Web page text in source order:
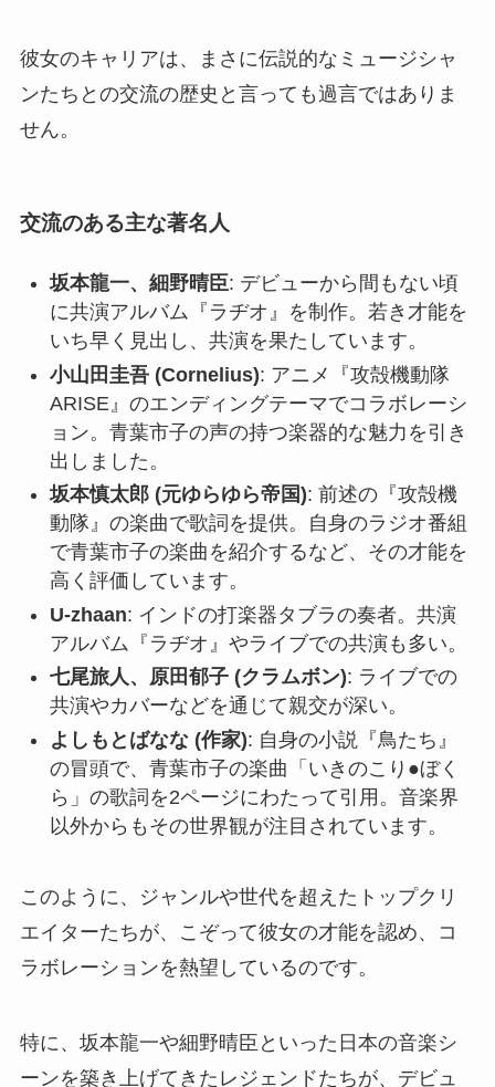
彼女のキャリアは、まさに伝説的なミュージシャ
ンたちとの交流の歴史と言っても過言ではありま
せん。
交流のある主な著名人
坂本龍一、細野晴臣: デビューから間もない頃
に共演アルバム『ラヂオ』を制作。若き才能を
いち早く見出し、共演を果たしています。
小山田圭吾 (Cornelius): アニメ『攻殻機動隊
ARISE』のエンディングテーマでコラボレーシ
ョン。青葉市子の声の持つ楽器的な魅力を引き
出しました。
坂本慎太郎 (元ゆらゆら帝国): 前述の『攻殻機
動隊』の楽曲で歌詞を提供。自身のラジオ番組
で青葉市子の楽曲を紹介するなど、その才能を
高く評価しています。
U-zhaan: インドの打楽器タブラの奏者。共演
アルバム『ラヂオ』やライブでの共演も多い。
七尾旅人、原田郁子 (クラムボン): ライブでの
共演やカバーなどを通じて親交が深い。
よしもとばなな (作家): 自身の小説『鳥たち』
の冒頭で、青葉市子の楽曲「いきのこり●ぼく
ら」の歌詞を2ページにわたって引用。音楽界
以外からもその世界観が注目されています。
このように、ジャンルや世代を超えたトップクリ
エイターたちが、こぞって彼女の才能を認め、コ
ラボレーションを熱望しているのです。
特に、坂本龍一や細野晴臣といった日本の音楽シ
ーンを築き上げてきたレジェンドたちが、デビュ